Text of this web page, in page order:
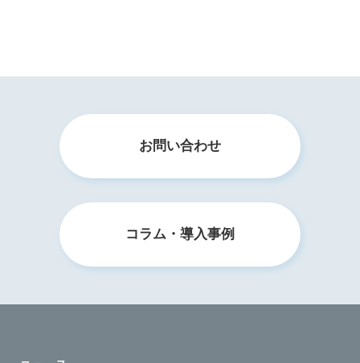
お問い合わせ
コラム・導入事例